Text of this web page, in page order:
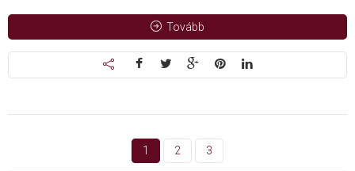
Tovább
1 2 3